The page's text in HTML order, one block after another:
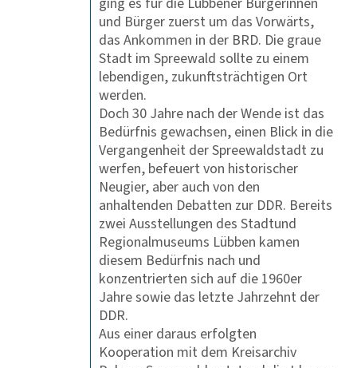
und Bürger zuerst um das Vorwärts,
das Ankommen in der BRD. Die graue
Stadt im Spreewald sollte zu einem
lebendigen, zukunftsträchtigen Ort
werden.
Doch 30 Jahre nach der Wende ist das
Bedürfnis gewachsen, einen Blick in die
Vergangenheit der Spreewaldstadt zu
werfen, befeuert von historischer
Neugier, aber auch von den
anhaltenden Debatten zur DDR. Bereits
zwei Ausstellungen des Stadtund
Regionalmuseums Lübben kamen
diesem Bedürfnis nach und
konzentrierten sich auf die 1960er
Jahre sowie das letzte Jahrzehnt der
DDR.
Aus einer daraus erfolgten
Kooperation mit dem Kreisarchiv